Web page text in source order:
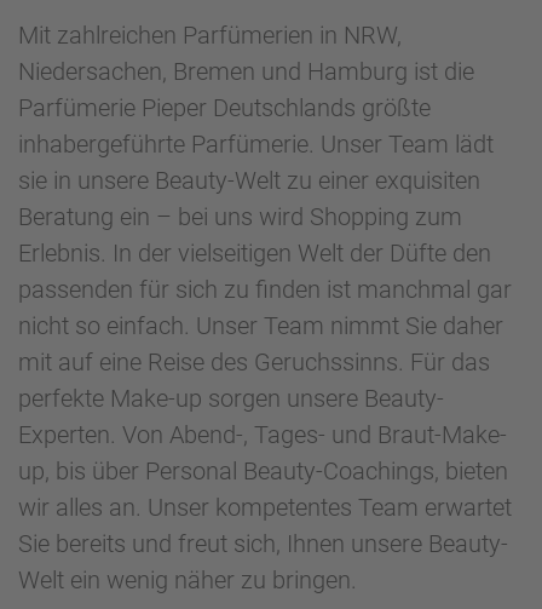
Mit zahlreichen Parfümerien in NRW,
Niedersachen, Bremen und Hamburg ist die
Parfümerie Pieper Deutschlands größte
inhabergeführte Parfümerie. Unser Team lädt
sie in unsere Beauty-Welt zu einer exquisiten
Beratung ein – bei uns wird Shopping zum
Erlebnis. In der vielseitigen Welt der Düfte den
passenden für sich zu finden ist manchmal gar
nicht so einfach. Unser Team nimmt Sie daher
mit auf eine Reise des Geruchssinns. Für das
perfekte Make-up sorgen unsere Beauty-
Experten. Von Abend-, Tages- und Braut-Make-
up, bis über Personal Beauty-Coachings, bieten
wir alles an. Unser kompetentes Team erwartet
Sie bereits und freut sich, Ihnen unsere Beauty-
Welt ein wenig näher zu bringen.